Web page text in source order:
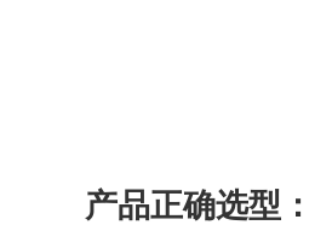
产品正确选型：